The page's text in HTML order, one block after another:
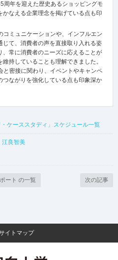
周年を迎えた歴史あるショッピングモ
かなえる企業理念を掲げている点も印
コミュニケーションや、インフルエン
じて、消費者の声を直接取り入れる姿
、常に消費者のニーズに応えることが
持していることも理解できました。
と密接に関わり、イベントやキャンペ
つながりを強化している点も印象深か
ケーススタディ」スケジュール一覧
江良智美
ート の一覧 次の記事
イトマップ